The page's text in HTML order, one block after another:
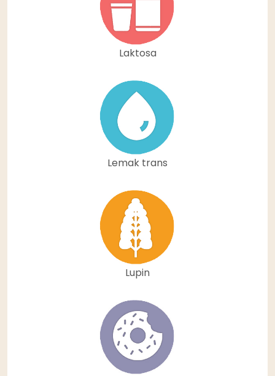
Laktosa
Lemak trans
Lupin